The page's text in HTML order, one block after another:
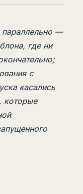
параллельно —
где ни
с
касались
которые